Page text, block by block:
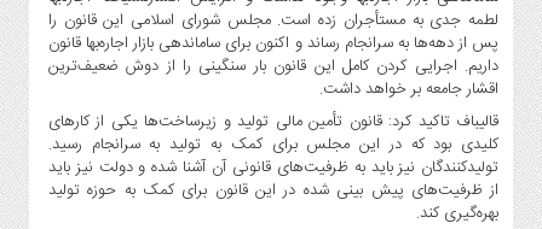
لطمه جدی به مستأجران زده است. مجلس شورای اسلامی این قانون را
پس از دهه‌ها به سرانجام رساند و اکنون برای ساماندهی بازار اجاره‌بها قانون
داریم. اجرایی کردن کامل این قانون بار سنگینی را از دوش ضعیف‌ترین
اقشار جامعه بر خواهد داشت.
قالیباف تاکید کرد: قانون تأمین مالی تولید و زیرساخت‌ها یکی از کارهای
کلیدی بود که در این مجلس برای کمک به تولید به سرانجام رسید.
تولیدکنندگان نیز باید به ظرفیت‌های قانونی آن آشنا شده و دولت نیز باید
از ظرفیت‌های پیش بینی شده در این قانون برای کمک به حوزه تولید
بهره‌گیری کند.